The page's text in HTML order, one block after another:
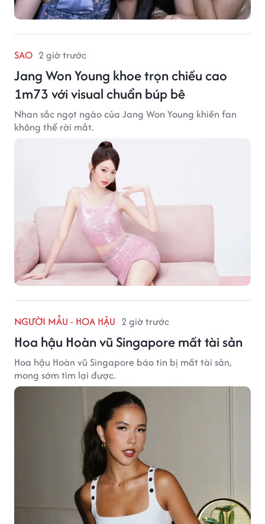
SAO 2 giờ trước
Jang Won Young khoe trọn chiều cao
1m73 với visual chuẩn búp bê
Nhan sắc ngọt ngào của Jang Won Young khiến fan
không thể rời mắt.
NGƯỜI MẪU - HOA HẬU 2 giờ trước
Hoa hậu Hoàn vũ Singapore mất tài sản
Hoa hậu Hoàn vũ Singapore báo tin bị mất tài sản,
mong sớm tìm lại được.